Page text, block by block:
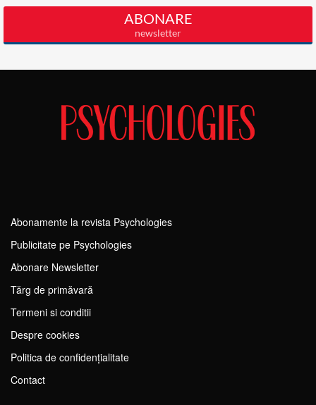
Abonamente la revista Psychologies
Publicitate pe Psychologies
Abonare Newsletter
Tărg de primăvară
Termeni si conditii
Despre cookies
Politica de confidențialitate
Contact